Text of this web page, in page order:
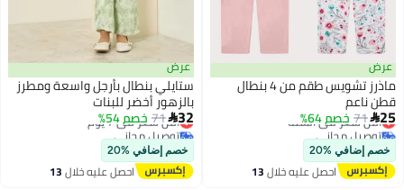
عرض
ماذرز تشويس طقم من 4 بنطال
قطن ناعم
25
71 خصم 64%
أقل سعر في السنة
توصيل مجاني
أقل سعر في السنة
خصم إضافي %20
احصل عليه خلال13
عرض
ستايلي بنطال بأرجل واسعة ومطرز
بالزهور أخضر للبنات
32
71 خصم 54%
أقل سعر في 7 يوم
توصيل مجاني
أقل سعر في 7 يوم
خصم إضافي %20
احصل عليه خلال13